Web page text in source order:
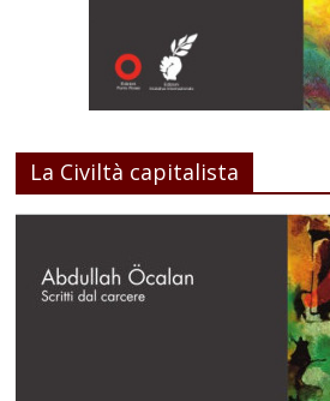
La Civiltà capitalista